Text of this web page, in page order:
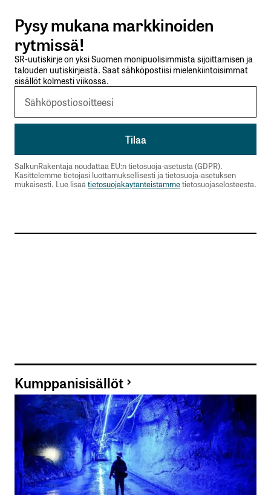
Lähetä kommentti
Pysy mukana markkinoiden
rytmissä!
SR-uutiskirje on yksi Suomen monipuolisimmista sijoittamisen ja
talouden uutiskirjeistä. Saat sähköpostiisi mielenkiintoisimmat
sisällöt kolmesti viikossa.
SalkunRakentaja noudattaa EU:n tietosuoja-asetusta (GDPR).
Käsittelemme tietojasi luottamuksellisesti ja tietosuoja-asetuksen
mukaisesti. Lue lisää tietosuojakäytänteistämmetietosuojaselosteesta.
Kumppanisisällöt